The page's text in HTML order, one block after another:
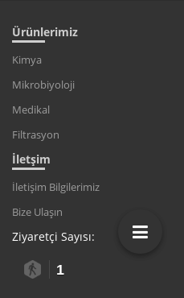
Ürünlerimiz
Kimya
Mikrobiyoloji
Medikal
Filtrasyon
İletşim
İletişim Bilgilerimiz
Bize Ulaşın
Ziyaretçi Sayısı:
1